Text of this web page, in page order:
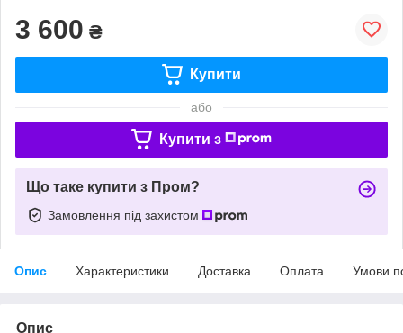
3 600 ₴
Купити
або
Купити з
Що таке купити з Пром?
Замовлення під захистом
Опис Характеристики Доставка Оплата Умови
Опис